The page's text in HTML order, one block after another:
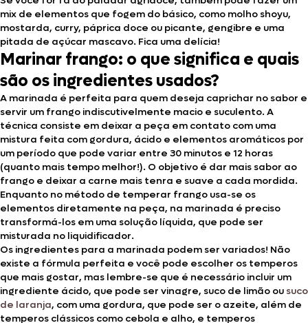
mix de elementos que fogem do básico, como molho shoyu,
mostarda, curry, páprica doce ou picante, gengibre e uma
pitada de açúcar mascavo. Fica uma delícia!
Marinar frango: o que significa e quais
são os ingredientes usados?
A marinada é perfeita para quem deseja caprichar no sabor e
servir um frango indiscutivelmente macio e suculento. A
técnica consiste em deixar a peça em contato com uma
mistura feita com gordura, ácido e elementos aromáticos por
um período que pode variar entre 30 minutos e 12 horas
(quanto mais tempo melhor!). O objetivo é dar mais sabor ao
frango e deixar a carne mais tenra e suave a cada mordida.
Enquanto no método de temperar frango usa-se os
elementos diretamente na peça, na marinada é preciso
transformá-los em uma solução líquida, que pode ser
misturada no liquidificador.
Os ingredientes para a marinada podem ser variados! Não
existe a fórmula perfeita e você pode escolher os temperos
que mais gostar, mas lembre-se que é necessário incluir um
ingrediente ácido, que pode ser vinagre, suco de limão ou suco
de laranja, com uma gordura, que pode ser o azeite, além de
temperos clássicos como cebola e alho, e temperos